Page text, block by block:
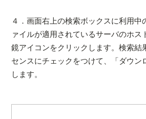
４．画面右上の検索ボックスに利用中
ァイルが適用されているサーバのホス
鏡アイコンをクリックします。検索結
センスにチェックをつけて、「ダウン
します。